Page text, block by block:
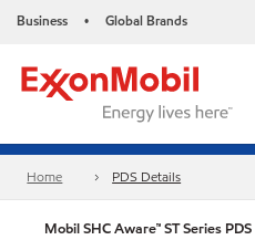
Business • Global Brands
Home PDS Details
Mobil SHC Aware™ ST Series PDS